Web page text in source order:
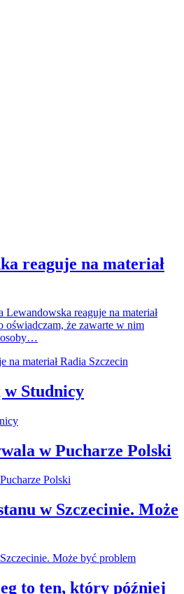
reaguje na materiał
reaguje na materiał
oświadczam, że zawarte w nim
osoby…
w Studnicy
w Pucharze Polski
w Szczecinie. Może
to ten, który później